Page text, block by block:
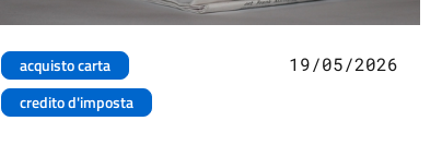
acquisto carta
credito d'imposta
19/05/2026